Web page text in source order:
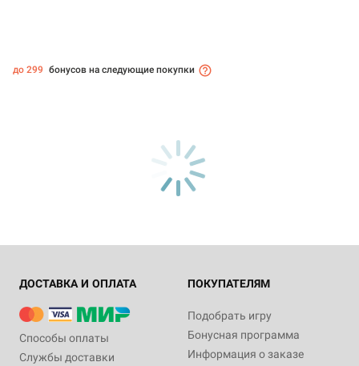
до 299 бонусов на следующие покупки
ДОСТАВКА И ОПЛАТА
Способы оплаты
Службы доставки
ПОКУПАТЕЛЯМ
Подобрать игру
Бонусная программа
Информация о заказе